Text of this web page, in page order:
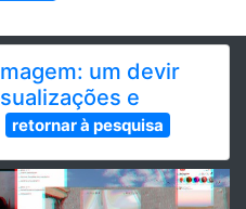
um devir
e
retornar à pesquisa